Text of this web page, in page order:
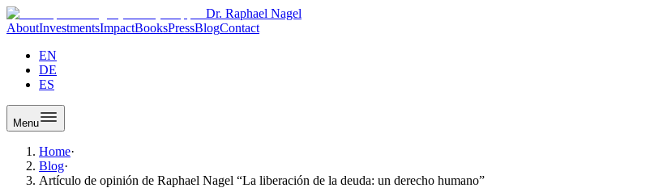
Dr. Raphael Nagel
AboutInvestmentsImpactBooksPressBlogContact
EN
DE
ES
Menu
Home·
Blog·
Artículo de opinión de Raphael Nagel “La liberación de la deuda: un derecho humano”